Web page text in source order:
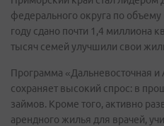
федерального округа по
году сдано почти 1,4 миллиона
тысяч семей улучшили свои
Программа «Дальневосточная и
сохраняет высокий спрос: в
займов. Кроме того, активно
арендного жилья для врачей,